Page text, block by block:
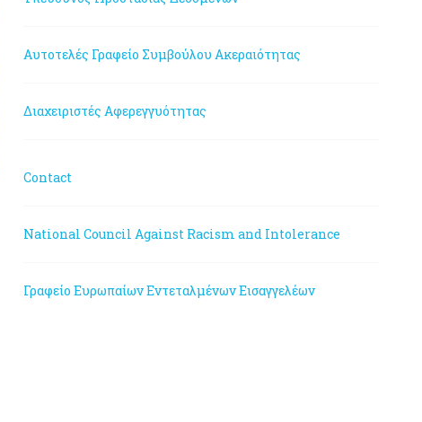
Αυτοτελές Γραφείο Συμβούλου Ακεραιότητας
Διαχειριστές Αφερεγγυότητας
Contact
National Council Against Racism and Intolerance
Γραφείο Ευρωπαίων Εντεταλμένων Εισαγγελέων